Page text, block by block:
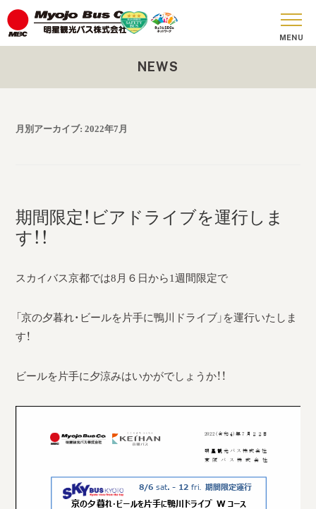
採用情報
新型コロナ感染予防対策
NEWS
月別アーカイブ:2022年7月
期間限定！ビアドライブを運行しま
す！！
スカイバス京都では8月６日から1週間限定で
「京の夕暮れ・ビールを片手に鴨川ドライブ」を運行いたしま
す！
ビールを片手に夕涼みはいかがでしょうか！！